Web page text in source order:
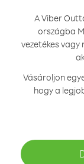
A Viber
országba
vezetékes
Vásároljon
hogy a